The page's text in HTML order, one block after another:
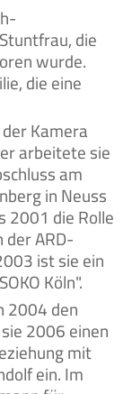
die
wurde.
die eine
Kamera
arbeitete sie
am
in Neuss
2001 die Rolle
der ARD-
ist sie ein
Köln".
2004 den
2006 einen
mit
ein. Im